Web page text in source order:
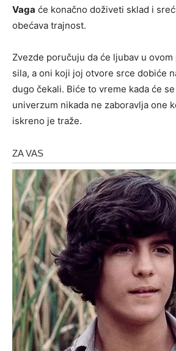
Vaga će konačno doživeti sklad i
obećava trajnost.
Zvezde poručuju da će ljubav u
sila, a oni koji joj otvore srce dobiće
dugo čekali. Biće to vreme kada će
univerzum nikada ne zaboravlja one
iskreno je traže.